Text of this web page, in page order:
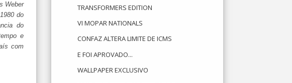
Weber
do
do
e
com
TRANSFORMERS EDITION
VI MOPAR NATIONALS
CONFAZ ALTERA LIMITE DE ICMS
E FOI APROVADO...
WALLPAPER EXCLUSIVO